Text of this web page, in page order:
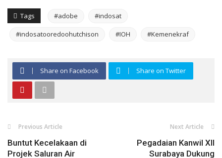
Tags #adobe #indosat
#indosatooredoohutchison #IOH #Kemenekraf
Share on Facebook Share on Twitter
Previous Article
Buntut Kecelakaan di
Projek Saluran Air
Next Article
Pegadaian Kanwil XII
Surabaya Dukung